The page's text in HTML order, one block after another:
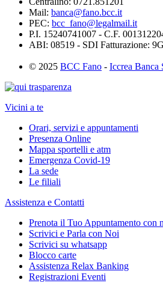
Mail: banca@fano.bcc.it
PEC: bcc_fano@legalmail.it
P.I. 15240741007 - C.F.
ABI: 08519 - SDI Fatturazione:
© 2025 BCC Fano - Iccrea Banca
Vicini a te
Orari, servizi e appuntamenti
Presenza Online
Mappa sportelli e atm
Emergenza Covid-19
La sede
Le filiali
Assistenza e Contatti
Prenota il Tuo Appuntamento con
Scrivici e Parla con Noi
Scrivici su whatsapp
Blocco carte
Assistenza Relax Banking
Registrazioni Eventi